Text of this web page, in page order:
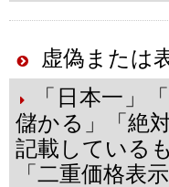
虚偽または
「日本一」
儲かる」「絶
記載しているも
「二重価格表